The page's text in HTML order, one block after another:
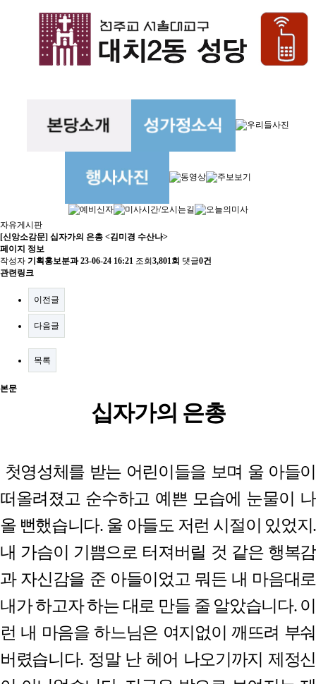
자유게시판
[신앙소감문] 십자가의 은총 <김미경 수산나>
페이지 정보
작성자 기획홍보분과 23-06-24 16:21 조회 3,801회 댓글0건
관련링크
이전글
다음글
목록
본문
십자가의 은총
첫영성체를 받는 어린이들을 보며 울 아들이
떠올려졌고 순수하고 예쁜 모습에 눈물이 나
올 뻔했습니다. 울 아들도 저런 시절이 있었지 .
내 가슴이 기쁨으로 터져버릴 것 같은 행복감
과 자신감을 준 아들이었고 뭐든 내 마음대로
내가 하고자 하는 대로 만들 줄 알았습니다. 이
런 내 마음을 하느님은 여지없이 깨뜨려 부숴
버렸습니다. 정말 난 헤어 나오기까지 제정신